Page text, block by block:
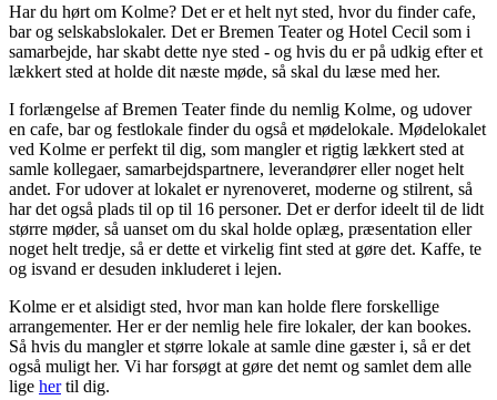
Har du hørt om Kolme? Det er et helt nyt sted, hvor du finder cafe,
bar og selskabslokaler. Det er Bremen Teater og Hotel Cecil som i
samarbejde, har skabt dette nye sted - og hvis du er på udkig efter et
lækkert sted at holde dit næste møde, så skal du læse med her.
I forlængelse af Bremen Teater finde du nemlig Kolme, og udover
en cafe, bar og festlokale finder du også et mødelokale. Mødelokalet
ved Kolme er perfekt til dig, som mangler et rigtig lækkert sted at
samle kollegaer, samarbejdspartnere, leverandører eller noget helt
andet. For udover at lokalet er nyrenoveret, moderne og stilrent, så
har det også plads til op til 16 personer. Det er derfor ideelt til de lidt
større møder, så uanset om du skal holde oplæg, præsentation eller
noget helt tredje, så er dette et virkelig fint sted at gøre det. Kaffe, te
og isvand er desuden inkluderet i lejen.
Kolme er et alsidigt sted, hvor man kan holde flere forskellige
arrangementer. Her er der nemlig hele fire lokaler, der kan bookes.
Så hvis du mangler et større lokale at samle dine gæster i, så er det
også muligt her. Vi har forsøgt at gøre det nemt og samlet dem alle
lige hertil dig.